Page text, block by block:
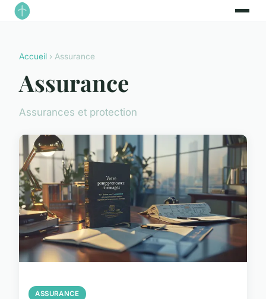
Accueil › Assurance
Assurance
Assurances et protection
ASSURANCE